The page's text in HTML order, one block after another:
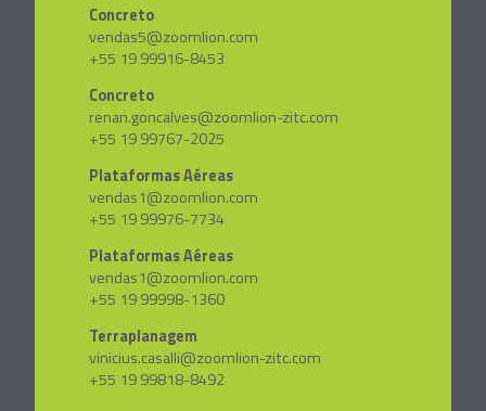
Concreto
vendas5@zoomlion.com
+55 19 99916-8453
Concreto
renan.goncalves@zoomlion-zitc.com
+55 19 99767-2025
Plataformas Aéreas
vendas1@zoomlion.com
+55 19 99976-7734
Plataformas Aéreas
vendas1@zoomlion.com
+55 19 99998-1360
Terraplanagem
vinicius.casalli@zoomlion-zitc.com
+55 19 99818-8492